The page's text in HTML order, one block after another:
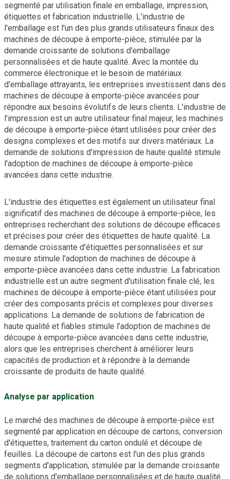
segmenté par utilisation finale en emballage, impression,
étiquettes et fabrication industrielle. L'industrie de
l'emballage est l'un des plus grands utilisateurs finaux des
machines de découpe à emporte-pièce, stimulée par la
demande croissante de solutions d'emballage
personnalisées et de haute qualité. Avec la montée du
commerce électronique et le besoin de matériaux
d'emballage attrayants, les entreprises investissent dans des
machines de découpe à emporte-pièce avancées pour
répondre aux besoins évolutifs de leurs clients. L'industrie de
l'impression est un autre utilisateur final majeur, les machines
de découpe à emporte-pièce étant utilisées pour créer des
designs complexes et des motifs sur divers matériaux. La
demande de solutions d'impression de haute qualité stimule
l'adoption de machines de découpe à emporte-pièce
avancées dans cette industrie.
L'industrie des étiquettes est également un utilisateur final
significatif des machines de découpe à emporte-pièce, les
entreprises recherchant des solutions de découpe efficaces
et précises pour créer des étiquettes de haute qualité. La
demande croissante d'étiquettes personnalisées et sur
mesure stimule l'adoption de machines de découpe à
emporte-pièce avancées dans cette industrie. La fabrication
industrielle est un autre segment d'utilisation finale clé, les
machines de découpe à emporte-pièce étant utilisées pour
créer des composants précis et complexes pour diverses
applications. La demande de solutions de fabrication de
haute qualité et fiables stimule l'adoption de machines de
découpe à emporte-pièce avancées dans cette industrie,
alors que les entreprises cherchent à améliorer leurs
capacités de production et à répondre à la demande
croissante de produits de haute qualité.
Analyse par application
Le marché des machines de découpe à emporte-pièce est
segmenté par application en découpe de cartons, conversion
d'étiquettes, traitement du carton ondulé et découpe de
feuilles. La découpe de cartons est l'un des plus grands
segments d'application, stimulée par la demande croissante
de solutions d'emballage personnalisées et de haute qualité.